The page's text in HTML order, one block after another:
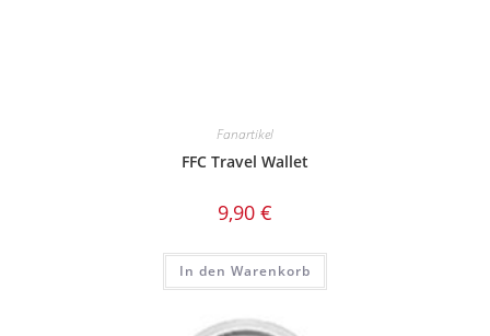
Fanartikel
FFC Travel Wallet
9,90 €
In den Warenkorb